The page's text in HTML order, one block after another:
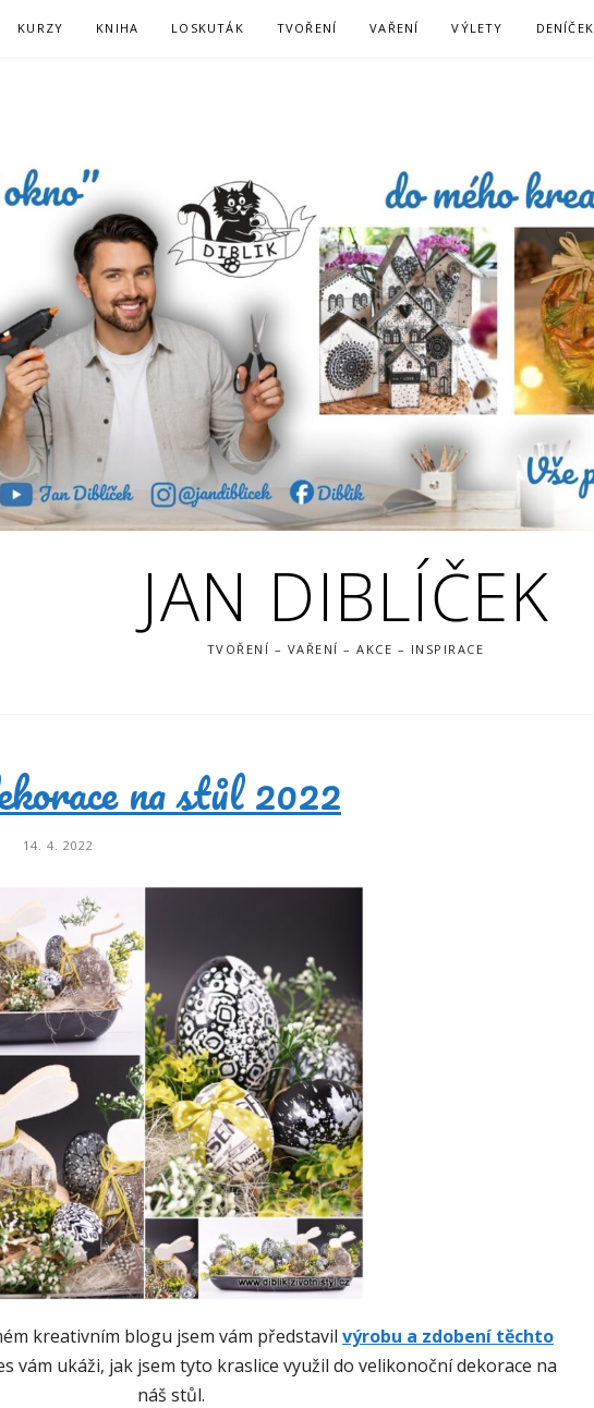
KURZY KNIHA LOSKUTÁK TVOŘENÍ VAŘENÍ VÝLETY DENÍČEK
JAN DIBLÍČEK
TVOŘENÍ – VAŘENÍ – AKCE – INSPIRACE
na stůl 2022
14. 4. 2022
kreativním blogu jsem vám představil výrobu a zdobení těchto
vám ukáži, jak jsem tyto kraslice využil do velikonoční dekorace na
náš stůl.